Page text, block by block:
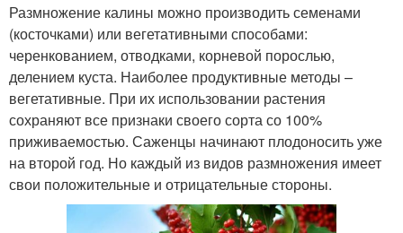
Размножение калины можно производить семенами
(косточками) или вегетативными способами:
черенкованием, отводками, корневой порослью,
делением куста. Наиболее продуктивные методы –
вегетативные. При их использовании растения
сохраняют все признаки своего сорта со 100%
приживаемостью. Саженцы начинают плодоносить уже
на второй год. Но каждый из видов размножения имеет
свои положительные и отрицательные стороны.